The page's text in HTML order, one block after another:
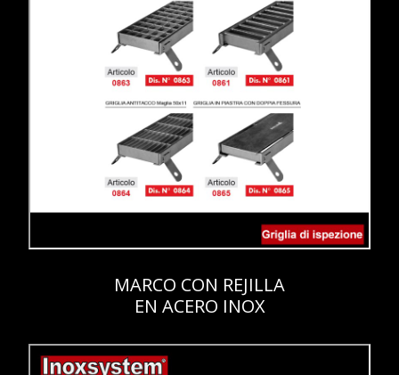
MARCO CON REJILLA
EN ACERO INOX